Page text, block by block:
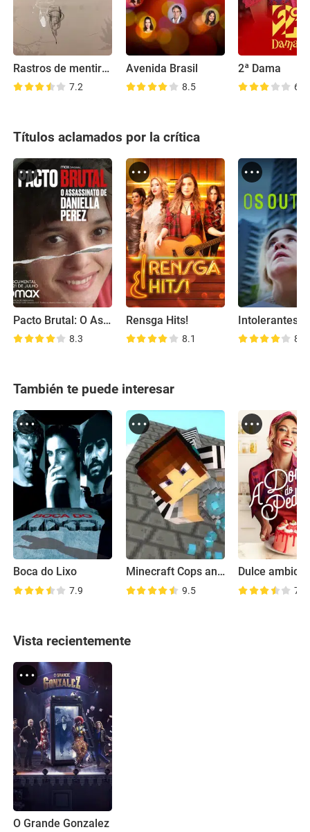
Rastros de mentiras
7.2
Avenida Brasil
8.5
2ª Dama
6.7
Títulos aclamados por la crítica
Pacto Brutal: O Assassinato de Daniella Perez
8.3
Rensga Hits!
8.1
Intolerantes
8.5
También te puede interesar
Boca do Lixo
7.9
Minecraft Cops and Robbers
9.5
Dulce
7.0
Vista recientemente
O Grande Gonzalez